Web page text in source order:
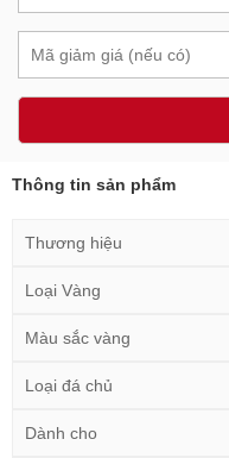
Thông tin sản phẩm
Thương hiệu
Loại Vàng
Màu sắc vàng
Loại đá chủ
Dành cho